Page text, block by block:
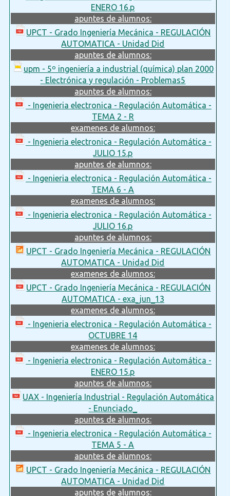
ENERO 16.p
apuntes de alumnos:
UPCT - Grado Ingeniería Mecánica - REGULACIÓN
AUTOMATICA - Unidad Did
apuntes de alumnos:
upm - 5º ingeniería a industrial (química) plan 2000
- Electrónica y regulación - Problemas5
apuntes de alumnos:
- Ingenieria electronica - Regulación Automática -
TEMA 2 - R
examenes de alumnos:
- Ingenieria electronica - Regulación Automática -
JULIO 15.p
apuntes de alumnos:
- Ingenieria electronica - Regulación Automática -
TEMA 6 - A
examenes de alumnos:
- Ingenieria electronica - Regulación Automática -
JULIO 16.p
apuntes de alumnos:
UPCT - Grado Ingeniería Mecánica - REGULACIÓN
AUTOMATICA - Unidad Did
examenes de alumnos:
UPCT - Grado Ingeniería Mecánica - REGULACIÓN
AUTOMATICA - exa_jun_13
examenes de alumnos:
- Ingenieria electronica - Regulación Automática -
OCTUBRE 14
examenes de alumnos:
- Ingenieria electronica - Regulación Automática -
ENERO 15.p
apuntes de alumnos:
UAX - Ingeniería Industrial - Regulación Automática
- Enunciado_
apuntes de alumnos:
- Ingenieria electronica - Regulación Automática -
TEMA 5 - A
apuntes de alumnos:
UPCT - Grado Ingeniería Mecánica - REGULACIÓN
AUTOMATICA - Unidad Did
apuntes de alumnos: